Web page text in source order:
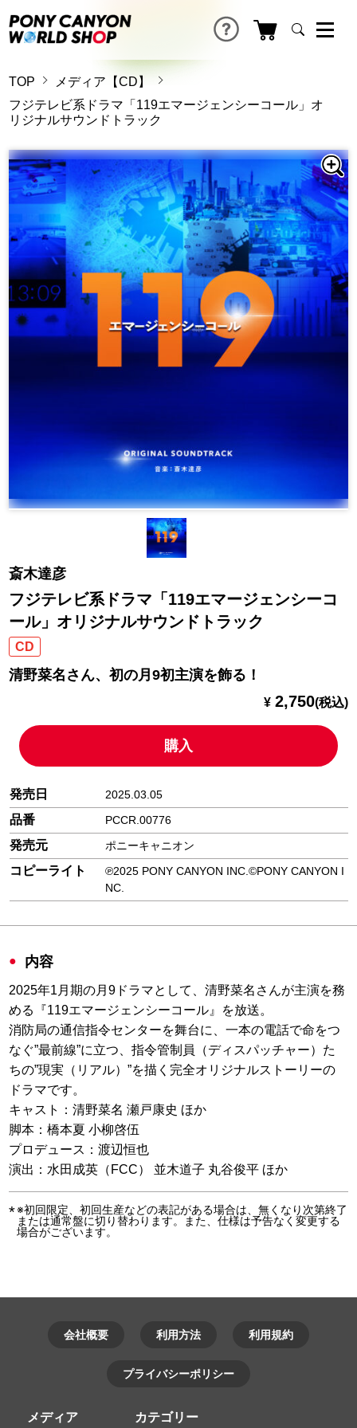
TOP
メディア【CD】
フジテレビ系ドラマ「119エマージェンシーコール」オ
リジナルサウンドトラック
斎木達彦
フジテレビ系ドラマ「119エマージェンシーコ
ール」オリジナルサウンドトラック
CD
清野菜名さん、初の月9初主演を飾る！
¥ 2,750(税込)
購入
発売日 2025.03.05
品番 PCCR.00776
発売元 ポニーキャニオン
コピーライト
℗2025 PONY CANYON INC.©PONY CANYON I
NC.
内容
2025年1月期の月9ドラマとして、清野菜名さんが主演を務
める『119エマージェンシーコール』を放送。
消防局の通信指令センターを舞台に、一本の電話で命をつ
なぐ”最前線”に立つ、指令管制員（ディスパッチャー）た
ちの”現実（リアル）”を描く完全オリジナルストーリーの
ドラマです。
キャスト：清野菜名 瀬戸康史 ほか
脚本：橋本夏 小柳啓伍
プロデュース：渡辺恒也
演出：水田成英（FCC） 並木道子 丸谷俊平 ほか
※初回限定、初回生産などの表記がある場合は、無くなり次第終了
または通常盤に切り替わります。また、仕様は予告なく変更する
場合がございます。
会社概要 利用方法 利用規約
プライバシーポリシー
メディア カテゴリー